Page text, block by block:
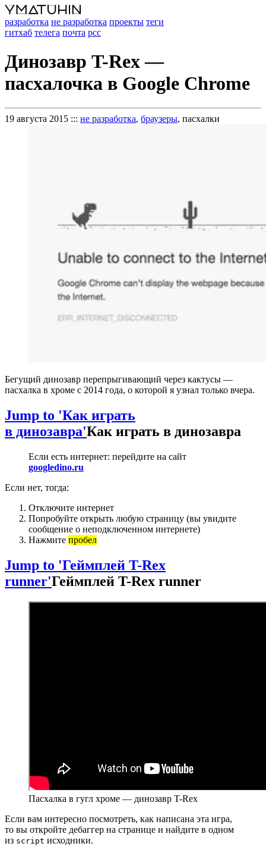
разработка не разработка проекты теги
гитхаб телега почта рсс
Динозавр T-Rex —
пасхалочка в Google Chrome
19 августа 2015 ::: не разработка, браузеры, пасхалки
Бегущий динозавр перепрыгивающий через кактусы —
пасхалка в хроме c 2014 года, о которой я узнал только вчера.
Jump to 'Как играть
в динозавра'Как играть в динозавра
Если есть интернет: перейдите на сайт
googledino.ru
Если нет, тогда:
Отключите интернет
Попробуйте открыть любую страницу (вы увидите
сообщение о неподключенном интернете)
Нажмите пробел
Jump to 'Геймплей T-Rex
runner'Геймплей T-Rex runner
Пасхалка в гугл хроме — динозавр T-Rex
Если вам интересно посмотреть, как написана эта игра,
то вы откройте дебаггер на странице и найдите в одном
из script исходники.